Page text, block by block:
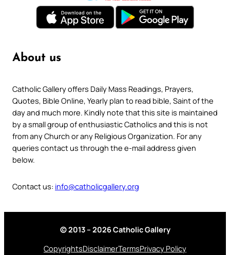
About us
Catholic Gallery offers Daily Mass Readings, Prayers,
Quotes, Bible Online, Yearly plan to read bible, Saint of the
day and much more. Kindly note that this site is maintained
by a small group of enthusiastic Catholics and this is not
from any Church or any Religious Organization. For any
queries contact us through the e-mail address given
below.
Contact us: info@catholicgallery.org
© 2013 – 2026 Catholic Gallery
CopyrightsDisclaimerTermsPrivacy Policy